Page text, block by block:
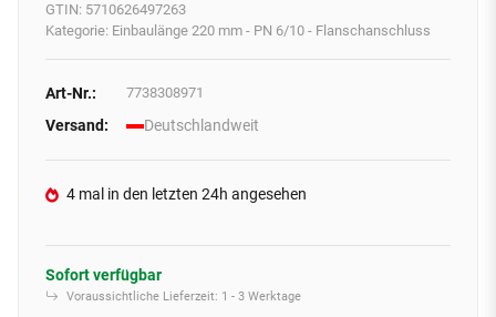
GTIN: 5710626497263
Kategorie: Einbaulänge 220 mm - PN 6/10 - Flanschanschluss
Art-Nr.: 7738308971
Versand: Deutschlandweit
4 mal in den letzten 24h angesehen
Sofort verfügbar
Voraussichtliche Lieferzeit: 1 - 3 Werktage